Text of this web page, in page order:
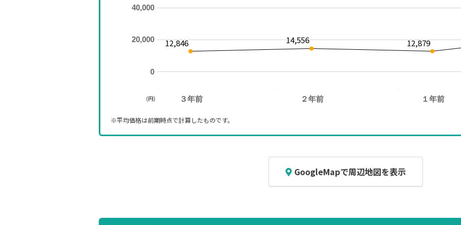
３年前 ２年前 １年前
0
20,000
40,000
12,846 14,556 12,879
(円)
※平均価格は前期時点で計算したものです。
GoogleMapで周辺地図を表示